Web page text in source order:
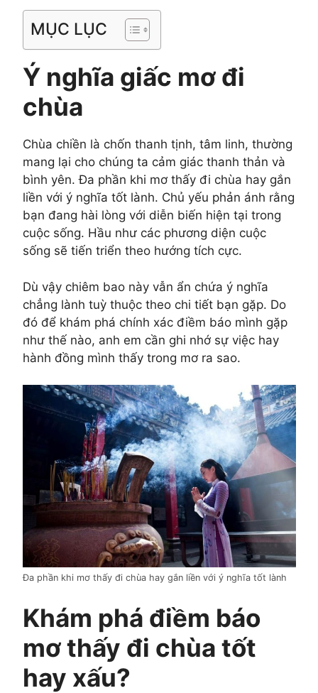
MỤC LỤC
Ý nghĩa giấc mơ đi
chùa
Chùa chiền là chốn thanh tịnh, tâm linh, thường
mang lại cho chúng ta cảm giác thanh thản và
bình yên. Đa phần khi mơ thấy đi chùa hay gắn
liền với ý nghĩa tốt lành. Chủ yếu phản ánh rằng
bạn đang hài lòng với diễn biến hiện tại trong
cuộc sống. Hầu như các phương diện cuộc
sống sẽ tiến triển theo hướng tích cực.
Dù vậy chiêm bao này vẫn ẩn chứa ý nghĩa
chẳng lành tuỳ thuộc theo chi tiết bạn gặp. Do
đó để khám phá chính xác điềm báo mình gặp
như thế nào, anh em cần ghi nhớ sự việc hay
hành đồng mình thấy trong mơ ra sao.
Đa phần khi mơ thấy đi chùa hay gắn liền với ý nghĩa tốt lành
Khám phá điềm báo
mơ thấy đi chùa tốt
hay xấu?